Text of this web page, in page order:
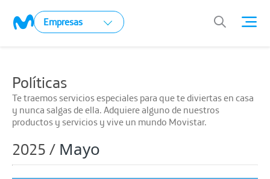
Empresas
Políticas
Te traemos servicios especiales para que te diviertas en casa
y nunca salgas de ella. Adquiere alguno de nuestros
productos y servicios y vive un mundo Movistar.
2025 / Mayo